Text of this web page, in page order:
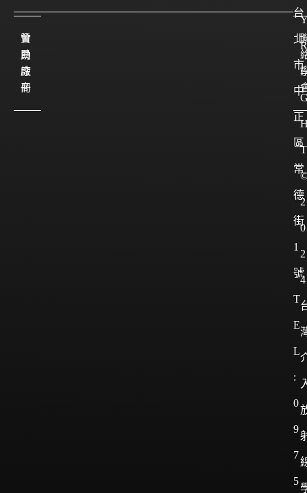
會
員
註
冊
贊
助
廠
商
台
北
市
中
正
區
常
德
街
1
號
T
E
L
:
0
9
7
5
R
I
T
2
0
2
4